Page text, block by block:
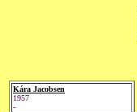
Kára Jacobsen
1957
-